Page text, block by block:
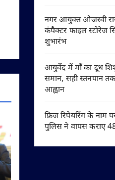
नगर आयुक्त ओजस्वी
कंपैक्टर फाइल स्टोरेज
शुभारंभ
आयुर्वेद में माँ का दूध
समान, सही स्तनपान
आह्वान
फ्रिज रिपेयरिंग के नाम
पुलिस ने वापस कराए